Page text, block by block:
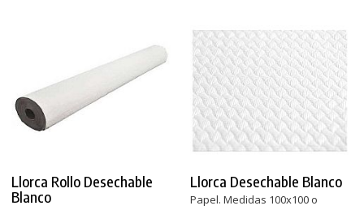
Llorca Rollo Desechable
Blanco
Llorca Desechable Blanco
Papel. Medidas 100x100 o